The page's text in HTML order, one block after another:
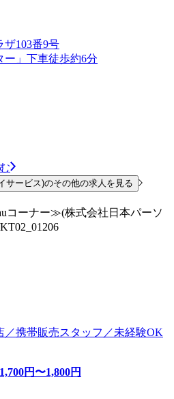
ザ103番9号
ー」下車徒歩約6分
サービス)のその他の求人を見る
コーナー≫(株式会社日本パーソ
／携帯販売スタッフ／未経験OK
1,700円〜1,800円